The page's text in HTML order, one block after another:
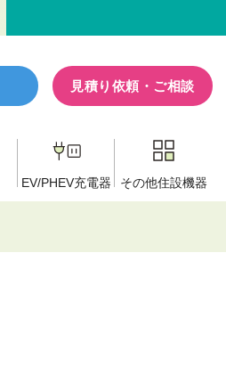
見積り依頼・ご相談
EV/PHEV充電器 その他住設機器